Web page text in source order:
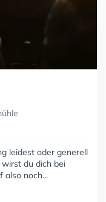
leidest oder generell
du dich bei
also noch...